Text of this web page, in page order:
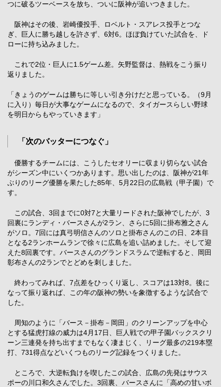
つに破るツーベースを放ち、ついに阪神が追いつきました。
阪神はその後、岩崎優投手、ロベルト・スアレス投手とつな
ぎ、巨人に勝ち越しを許さず、6対6。ほぼ負けていた試合を、ド
ローに持ち込みました。
これで2位・巨人に1.5ゲーム差。矢野監督は、熱戦をこう振り
返りました。
「きょうのゲームは勝ちに等しい引き分けだと思っている。（9月
に入り）毎日が大事なゲームになるので、タイガースらしい野球
を明日からもやっていきます」
「次のバッターにつなぐ」
優勝するチームには、こうしたセオリーに収まり切らない試合
がシーズン中にいくつかあります。思い出したのは、阪神が21年
ぶりのリーグ優勝を果たした85年、5月22日の広島戦（甲子園）で
す。
この試合、3回までに0対7と大量リードされた阪神でしたが、3
回裏にランディ・バースさんが2ラン、さらに5回に掛布雅之さん
がソロ。7回には真弓明信さんのソロと掛布さんのこの日、2本目
となる2ランホームランで徐々に広島を追い詰めました。そして迎
えた8回裏です。バースさんのグランドスラムで逆転すると、岡田
彰布さんの2ランでとどめを刺しました。
終わってみれば、7点差をひっくり返し、スコアは13対8。後に
なって振り返れば、この年の阪神の勢いを象徴するような試合で
した。
周知のように「バース－掛布－岡田」のクリーンアップを中心
とする猛虎打線の威力は4月17日、巨人戦での甲子園バックスクリ
ーン三連発を持ち出すまでもなく凄まじく、リーグ最多の219本塁
打、731得点などいくつものリーグ記録をつくりました。
ところで、大逆転負けを喫したこの試合、広島の先発はサウス
ポーの川口和久さんでした。3回裏、バースさんに「高めの甘いボ